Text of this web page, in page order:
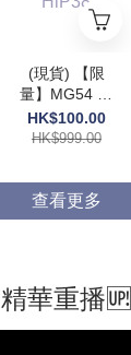
(現貨) 【限
量】MG54 橡
根褲 腰26-30
長15 HiP38
HK$100.00
HK$999.00
查看更多
精華重播🆙